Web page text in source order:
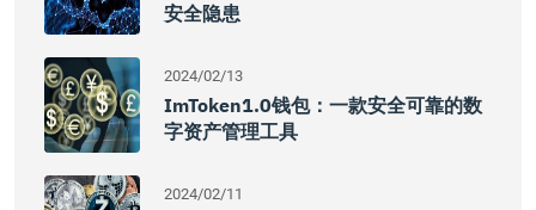
安全隐患
2024/02/13
ImToken1.0钱包：一款安全可靠的数
字资产管理工具
2024/02/11